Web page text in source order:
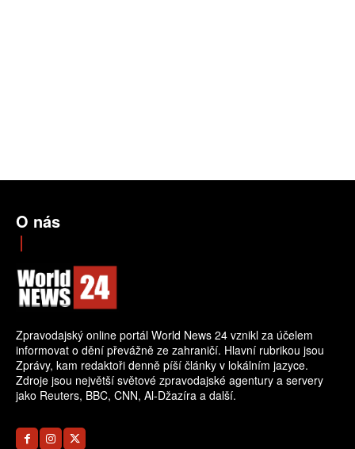
O nás
Zpravodajský online portál World News 24 vznikl za účelem
informovat o dění převážně ze zahraničí. Hlavní rubrikou jsou
Zprávy, kam redaktoři denně píší články v lokálním jazyce.
Zdroje jsou největší světové zpravodajské agentury a servery
jako Reuters, BBC, CNN, Al-Džazíra a další.